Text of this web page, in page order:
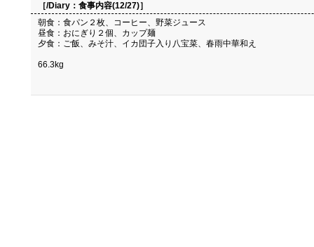
［/Diary： 食事内容(12/27)］
朝食：食パン２枚、コーヒー、野菜ジュース
昼食：おにぎり２個、カップ麺
夕食：ご飯、みそ汁、イカ団子入り八宝菜、春雨中華和え
66.3kg